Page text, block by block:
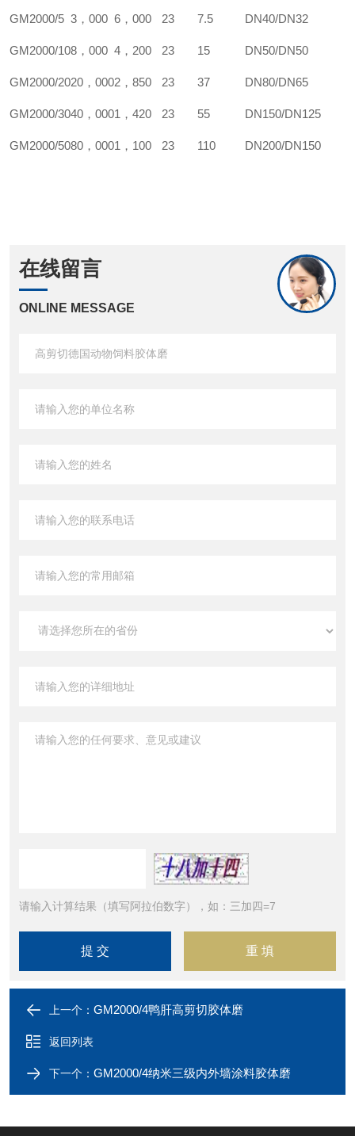
GM2000/5 3，000 6，000 23 7.5 DN40/DN32
GM2000/108，000 4，200 23 15 DN50/DN50
GM2000/2020，0002，850 23 37 DN80/DN65
GM2000/3040，0001，420 23 55 DN150/DN125
GM2000/5080，0001，100 23 110 DN200/DN150
在线留言
ONLINE MESSAGE
请输入计算结果（填写阿拉伯数字），如：三加四=7
上一个： GM2000/4鸭肝高剪切胶体磨
返回列表
下一个： GM2000/4纳米三级内外墙涂料胶体磨